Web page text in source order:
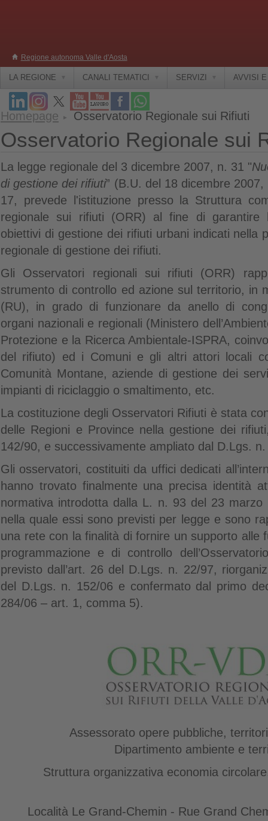
Regione autonoma Valle d'Aosta
LA REGIONE CANALI TEMATICI SERVIZI AVVISI
Homepage Osservatorio Regionale sui Rifiuti
Osservatorio Regionale sui
La legge regionale del 3 dicembre 2007, n. 31 "
di gestione dei rifiuti” (B.U. del 18 dicembre
17, prevede l'istituzione presso la Struttura
regionale sui rifiuti (ORR) al fine di garantire
obiettivi di gestione dei rifiuti urbani indicati nella
regionale di gestione dei rifiuti.
Gli Osservatori regionali sui rifiuti (ORR)
strumento di controllo ed azione sul territorio, in
(RU), in grado di funzionare da anello di
organi nazionali e regionali (Ministero
Protezione e la Ricerca Ambientale-ISPRA,
del rifiuto) ed i Comuni e gli altri attori locali
Comunità Montane, aziende di gestione dei
impianti di riciclaggio o smaltimento, etc.
La costituzione degli Osservatori Rifiuti è stata
delle Regioni e Province nella gestione dei
142/90, e successivamente ampliato dal D.Lgs.
Gli osservatori, costituiti da uffici dedicati
hanno trovato finalmente una precisa identità
normativa introdotta dalla L. n. 93 del 23
nella quale essi sono previsti per legge e sono
una rete con la finalità di fornire un supporto alle
programmazione e di controllo
previsto dall’art. 26 del D.Lgs. n. 22/97,
del D.Lgs. n. 152/06 e confermato dal primo
284/06 – art. 1, comma 5).
Assessorato opere pubbliche,
Dipartimento ambiente e
Struttura organizzativa economia
Località Le Grand-Chemin - Rue Grand